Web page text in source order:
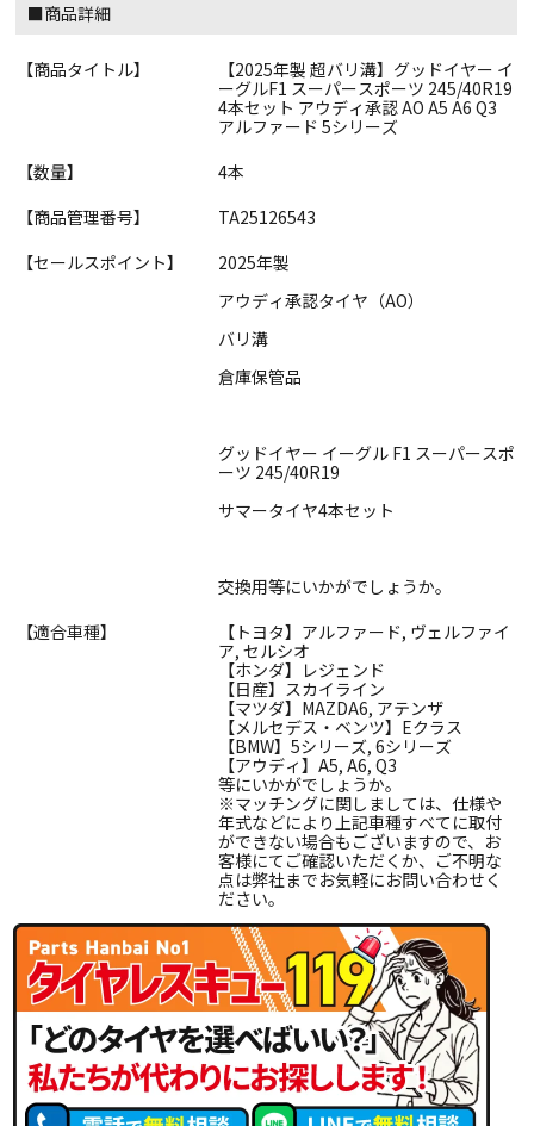
■商品詳細
【商品タイトル】
【2025年製 超バリ溝】グッドイヤー イ
ーグルF1 スーパースポーツ 245/40R19
4本セット アウディ承認 AO A5 A6 Q3
アルファード 5シリーズ
【数量】
4本
【商品管理番号】
TA25126543
【セールスポイント】
2025年製
アウディ承認タイヤ（AO）
バリ溝
倉庫保管品
グッドイヤー イーグル F1 スーパースポ
ーツ 245/40R19
サマータイヤ4本セット
交換用等にいかがでしょうか。
【適合車種】
【トヨタ】アルファード, ヴェルファイ
ア, セルシオ
【ホンダ】レジェンド
【日産】スカイライン
【マツダ】MAZDA6, アテンザ
【メルセデス・ベンツ】Eクラス
【BMW】5シリーズ, 6シリーズ
【アウディ】A5, A6, Q3
等にいかがでしょうか。
※マッチングに関しましては、仕様や
年式などにより上記車種すべてに取付
ができない場合もございますので、お
客様にてご確認いただくか、ご不明な
点は弊社までお気軽にお問い合わせく
ださい。